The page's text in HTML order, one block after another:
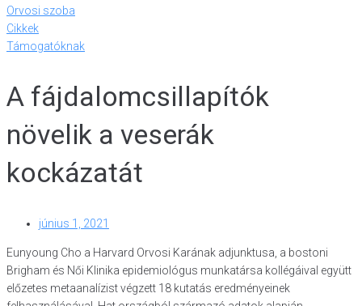
Orvosi szoba
Cikkek
Támogatóknak
A fájdalomcsillapítók
növelik a veserák
kockázatát
június 1, 2021
Eunyoung Cho a Harvard Orvosi Karának adjunktusa, a bostoni
Brigham és Női Klinika epidemiológus munkatársa kollégáival együtt
előzetes metaanalízist végzett 18 kutatás eredményeinek